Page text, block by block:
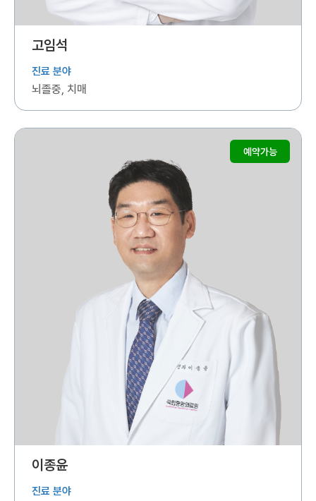
고임석
진료 분야
뇌졸중, 치매
예약가능
이종윤
진료 분야